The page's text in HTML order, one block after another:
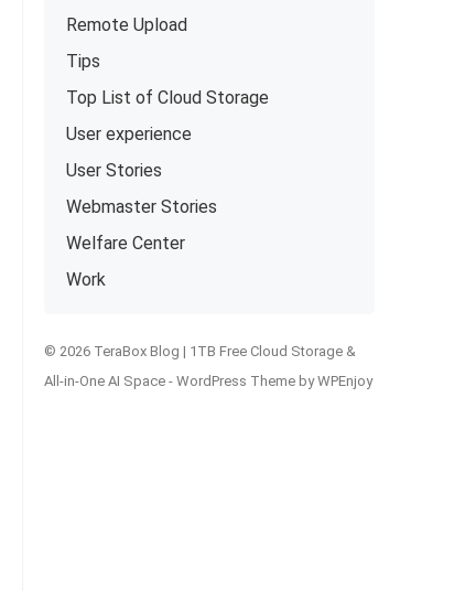
Remote Upload
Tips
Top List of Cloud Storage
User experience
User Stories
Webmaster Stories
Welfare Center
Work
© 2026 TeraBox Blog | 1TB Free Cloud Storage &
All-in-One AI Space - WordPress Theme byWPEnjoy